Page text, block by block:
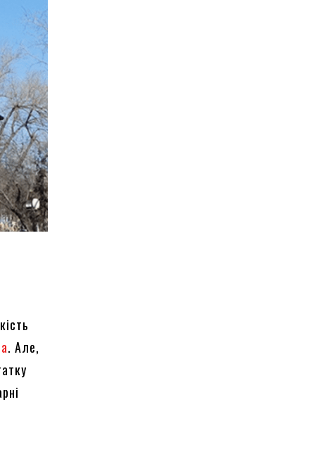
. Але,